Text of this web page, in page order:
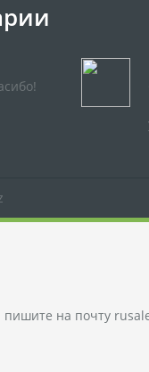
пишите на почту